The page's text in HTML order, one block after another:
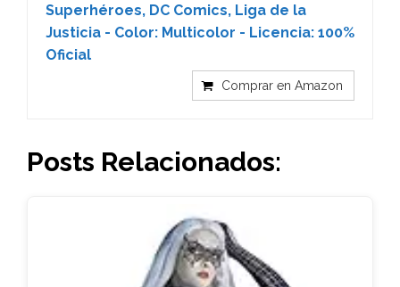
Superhéroes, DC Comics, Liga de la
Justicia - Color: Multicolor - Licencia: 100%
Oficial
Comprar en Amazon
Posts Relacionados: